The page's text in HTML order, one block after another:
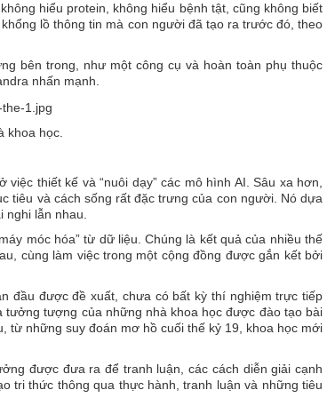
hiểu protein, không hiểu bệnh tật, cũng không biết
lồ thông tin mà con người đã tạo ra trước đó, theo
bên trong, như một công cụ và hoàn toàn phụ thuộc
nhấn mạnh.
khoa học.
thiết kế và “nuôi dạy” các mô hình AI. Sâu xa hơn,
tiêu và cách sống rất đặc trưng của con người. Nó dựa
lẫn nhau.
móc hóa” từ dữ liệu. Chúng là kết quả của nhiều thế
cùng làm việc trong một cộng đồng được gắn kết bởi
đầu được đề xuất, chưa có bất kỳ thí nghiệm trực tiếp
tượng của những nhà khoa học được đào tạo bài
từ những suy đoán mơ hồ cuối thế kỷ 19, khoa học mới
được đưa ra để tranh luận, các cách diễn giải cạnh
tri thức thông qua thực hành, tranh luận và những tiêu